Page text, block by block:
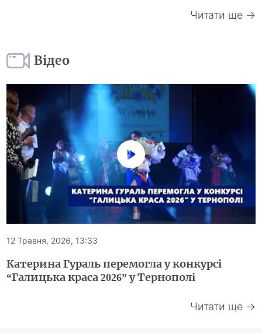
Читати ще →
Відео
12 Травня, 2026, 13:33
Катерина Гураль перемогла у конкурсі
“Галицька краса 2026” у Тернополі
Читати ще →